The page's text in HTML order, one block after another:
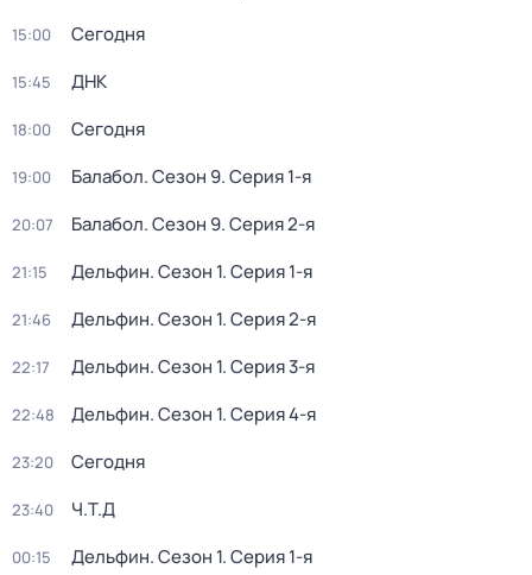
15:00 Сегодня
15:45 ДНК
18:00 Сегодня
19:00 Балабол. Сезон 9. Серия 1-я
20:07 Балабол. Сезон 9. Серия 2-я
21:15 Дельфин. Сезон 1. Серия 1-я
21:46 Дельфин. Сезон 1. Серия 2-я
22:17 Дельфин. Сезон 1. Серия 3-я
22:48 Дельфин. Сезон 1. Серия 4-я
23:20 Сегодня
23:40 Ч.T.Д
00:15 Дельфин. Сезон 1. Серия 1-я